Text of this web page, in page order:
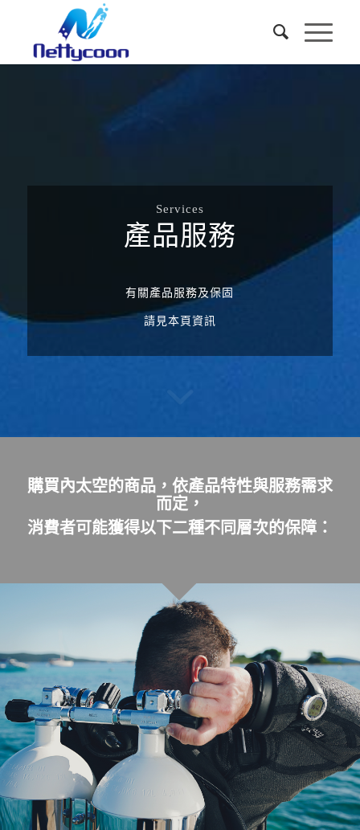
Services
產品服務
有關產品服務及保固
請見本頁資訊
購買內太空的商品，依產品特性與服務需求
而定，
消費者可能獲得以下二種不同層次的保障：